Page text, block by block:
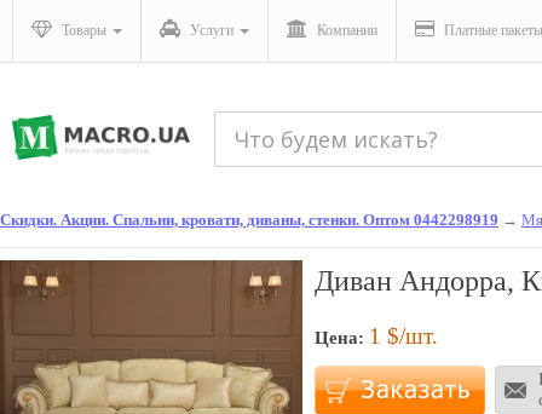
Товары Услуги Компании Платные пакеты
Скидки. Акции. Спальни, кровати, диваны, стенки. Оптом 0442298919 →
Диван Андорра,
Цена: 1 $/шт.